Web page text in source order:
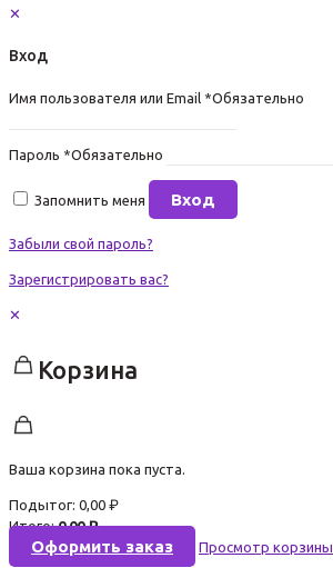
✕
Вход
Имя пользователя или Email *Обязательно
Пароль *Обязательно
Запомнить меня Вход
Забыли свой пароль?
Зарегистрировать вас?
✕
Корзина
Ваша корзина пока пуста.
Подытог: 0,00 ₽
Итого:0,00₽
Оформить заказ Просмотр корзины